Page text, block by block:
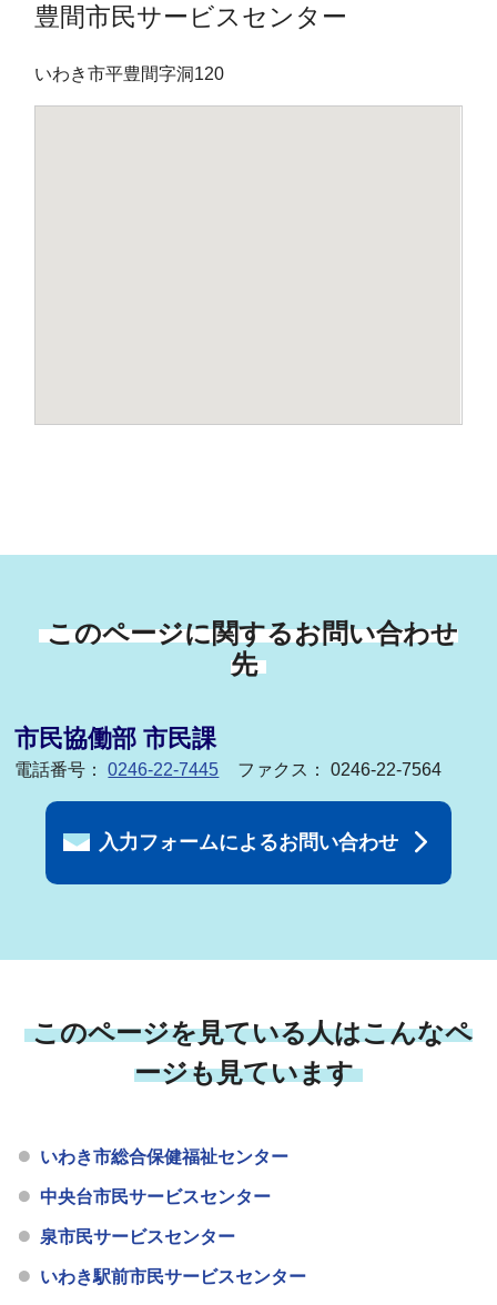
豊間市民サービスセンター
いわき市平豊間字洞120
このページに関するお問い合わせ
先
市民協働部 市民課
電話番号：0246-22-7445 ファクス： 0246-22-7564
入力フォームによるお問い合わせ
このページを見ている人はこんなペ
ージも見ています
いわき市総合保健福祉センター
中央台市民サービスセンター
泉市民サービスセンター
いわき駅前市民サービスセンター